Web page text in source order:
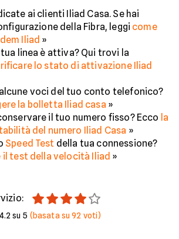
ai clienti Iliad Casa. Se hai
della Fibra, leggi come
Iliad »
linea è attiva? Qui trovi la
lo stato di attivazione Iliad
voci del tuo conto telefonico?
la bolletta Iliad casa »
il tuo numero fisso? Ecco la
del numero Iliad Casa »
Speed Test della tua connessione?
il test della velocità Iliad »
4.2 su 5 (basata su92 voti)